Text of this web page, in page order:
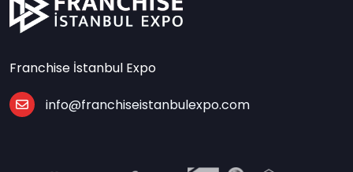
Franchise İstanbul Expo
info@franchiseistanbulexpo.com